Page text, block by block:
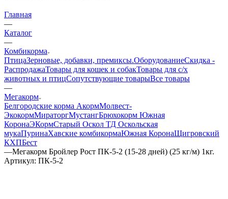
Главная
—
Каталог
—
Комбикорма
ПтицаЗерновые, добавки, премиксы.ОборудованиеСкидка -
РаспродажаТовары для кошек и собакТовары для с/х
животных и птицСопутствующие товарыВсе товары
—
Мегакорм
Белгородские корма АкормМолвест-
ЭкокормМираторгМустангБрюхокорм Южная
КоронаЭКормСтарый Оскол ТД Оскольская
мукаПуринаХавские комбикормаЮжная КоронаЩигровский
КХПБест
—Мегакорм Бройлер Рост ПК-5-2 (15-28 дней) (25 кг/м) 1кг.
Артикул: ПК-5-2